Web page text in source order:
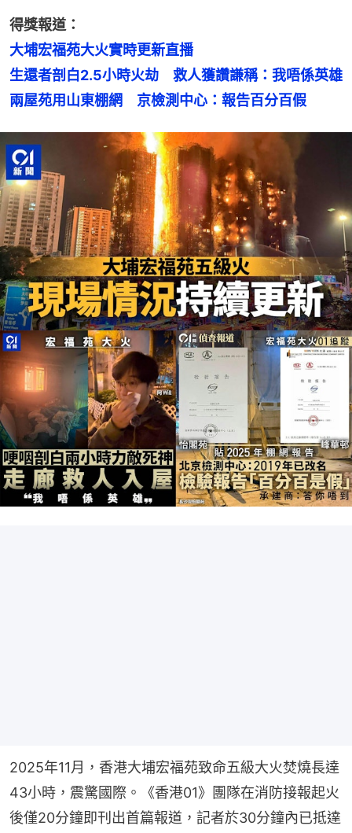
得獎報道：
大埔宏福苑大火實時更新直播
生還者剖白2.5小時火劫　救人獲讚謙稱：我唔係英雄
兩屋苑用山東棚網　京檢測中心：報告百分百假
2025年11月，香港大埔宏福苑致命五級大火焚燒長達
43小時，震驚國際。《香港01》團隊在消防接報起火
後僅20分鐘即刊出首篇報道，記者於30分鐘內已抵達